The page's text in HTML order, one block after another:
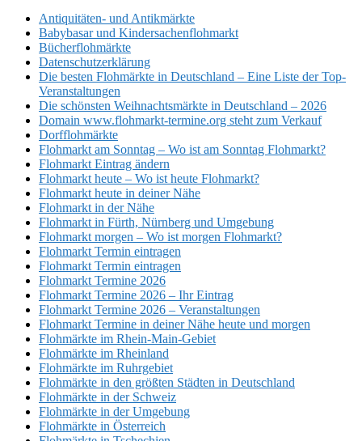
Antiquitäten- und Antikmärkte
Babybasar und Kindersachenflohmarkt
Bücherflohmärkte
Datenschutzerklärung
Die besten Flohmärkte in Deutschland – Eine Liste der Top-
Veranstaltungen
Die schönsten Weihnachtsmärkte in Deutschland – 2026
Domain www.flohmarkt-termine.org steht zum Verkauf
Dorfflohmärkte
Flohmarkt am Sonntag – Wo ist am Sonntag Flohmarkt?
Flohmarkt Eintrag ändern
Flohmarkt heute – Wo ist heute Flohmarkt?
Flohmarkt heute in deiner Nähe
Flohmarkt in der Nähe
Flohmarkt in Fürth, Nürnberg und Umgebung
Flohmarkt morgen – Wo ist morgen Flohmarkt?
Flohmarkt Termin eintragen
Flohmarkt Termin eintragen
Flohmarkt Termine 2026
Flohmarkt Termine 2026 – Ihr Eintrag
Flohmarkt Termine 2026 – Veranstaltungen
Flohmarkt Termine in deiner Nähe heute und morgen
Flohmärkte im Rhein-Main-Gebiet
Flohmärkte im Rheinland
Flohmärkte im Ruhrgebiet
Flohmärkte in den größten Städten in Deutschland
Flohmärkte in der Schweiz
Flohmärkte in der Umgebung
Flohmärkte in Österreich